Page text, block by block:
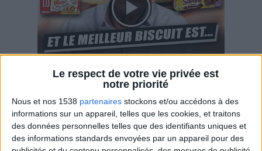
Le respect de votre vie privée est
notre priorité
Nous et nos 1538 partenaires stockons et/ou accédons à des
informations sur un appareil, telles que les cookies, et traitons
des données personnelles telles que des identifiants uniques et
des informations standards envoyées par un appareil pour des
Savane, LU, Pepito, Harrys... Que valent vraiment
ces gâteaux ?
Webinaires en direct Voir tout